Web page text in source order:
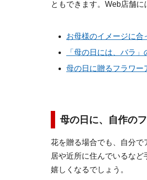
ともできます。Web店舗に
お母様のイメージに合
「母の日には、バラ」
母の日に贈るフラワー
母の日に、自作の
花を贈る場合でも、自分で
居や近所に住んでいるな
嬉しくなるでしょう。